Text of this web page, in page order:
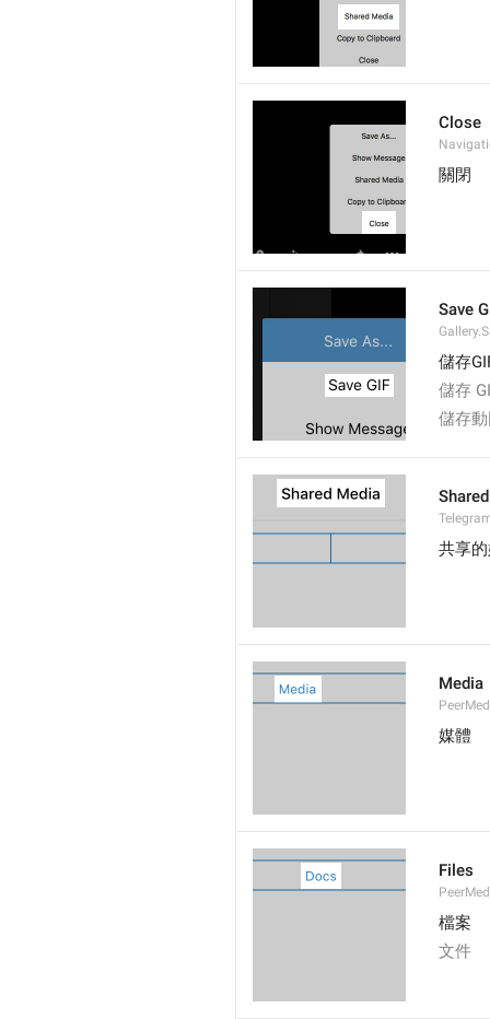
Close
關閉
Save
儲存
儲存
儲存
共享
Media
媒體
Files
檔案
文件